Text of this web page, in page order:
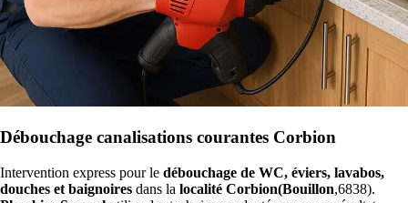
Débouchage canalisations courantes Corbion
Intervention express pour le débouchage de WC, éviers, lavabos,
douches et baignoires dans la localité Corbion(Bouillon,6838).